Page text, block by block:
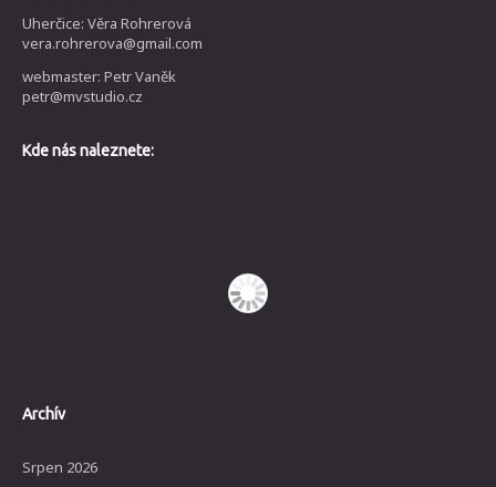
Uherčice: Věra Rohrerová
vera.rohrerova@gmail.com
webmaster: Petr Vaněk
petr@mvstudio.cz
Kde nás naleznete:
Archív
Srpen 2026